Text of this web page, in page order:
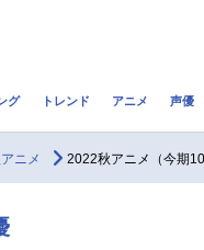
・アプリ
グ トレンド アニメ 声優
ニメ 2022秋アニメ（今期